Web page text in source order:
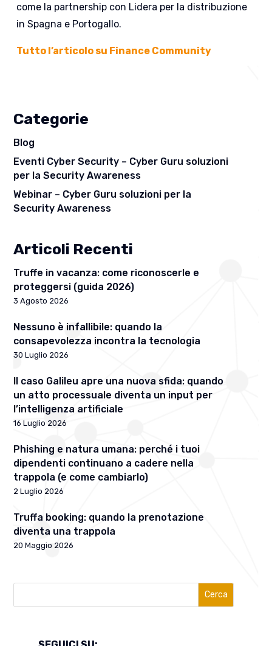
Categorie
Blog
Eventi Cyber Security – Cyber Guru soluzioni
per la Security Awareness
Webinar – Cyber Guru soluzioni per la
Security Awareness
Articoli Recenti
Truffe in vacanza: come riconoscerle e
proteggersi (guida 2026)
3 Agosto 2026
Nessuno è infallibile: quando la
consapevolezza incontra la tecnologia
30 Luglio 2026
Il caso Galileu apre una nuova sfida: quando
un atto processuale diventa un input per
l’intelligenza artificiale
16 Luglio 2026
Phishing e natura umana: perché i tuoi
dipendenti continuano a cadere nella
trappola (e come cambiarlo)
2 Luglio 2026
Truffa booking: quando la prenotazione
diventa una trappola
20 Maggio 2026
Cerca
come la partnership con Lidera per la distribuzione
in Spagna e Portogallo.
Tutto l’articolo su Finance Community